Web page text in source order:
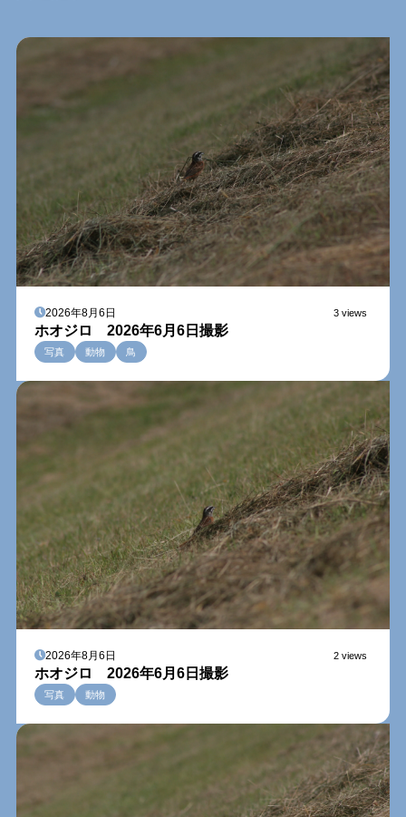
2026年8月6日 3 views
ホオジロ 2026年6月6日撮影
写真 動物 鳥
2026年8月6日 2 views
ホオジロ 2026年6月6日撮影
写真 動物